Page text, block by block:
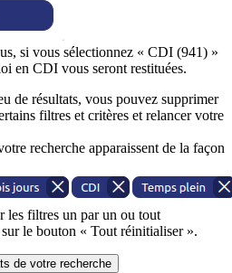
si vous sélectionnez « CDI (941) »
en CDI vous seront restituées.
de résultats, vous pouvez supprimer
filtres et critères et relancer votre
recherche apparaissent de la façon
les filtres un par un ou tout
le bouton « Tout réinitialiser ».
de votre recherche